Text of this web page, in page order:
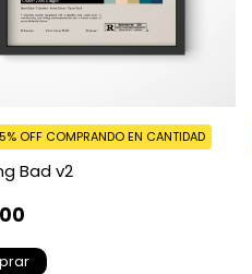
Bad v2
OFF COMPRANDO EN CANTIDAD